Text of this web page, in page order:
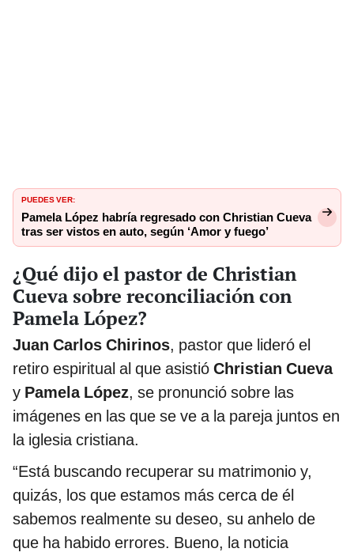
PUEDES VER:
Pamela López habría regresado con Christian Cueva
tras ser vistos en auto, según ‘Amor y fuego’
¿Qué dijo el pastor de Christian
Cueva sobre reconciliación con
Pamela López?
Juan Carlos Chirinos, pastor que lideró el
retiro espiritual al que asistió Christian Cueva
y Pamela López, se pronunció sobre las
imágenes en las que se ve a la pareja juntos en
la iglesia cristiana.
“Está buscando recuperar su matrimonio y,
quizás, los que estamos más cerca de él
sabemos realmente su deseo, su anhelo de
que ha habido errores. Bueno, la noticia